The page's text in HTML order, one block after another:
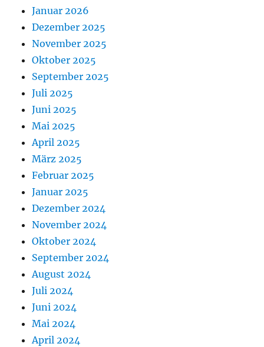
Januar 2026
Dezember 2025
November 2025
Oktober 2025
September 2025
Juli 2025
Juni 2025
Mai 2025
April 2025
März 2025
Februar 2025
Januar 2025
Dezember 2024
November 2024
Oktober 2024
September 2024
August 2024
Juli 2024
Juni 2024
Mai 2024
April 2024